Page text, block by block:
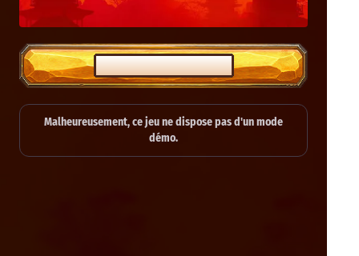
JOUER POUR DE VRAI
Malheureusement, ce jeu ne dispose pas d'un mode
démo.